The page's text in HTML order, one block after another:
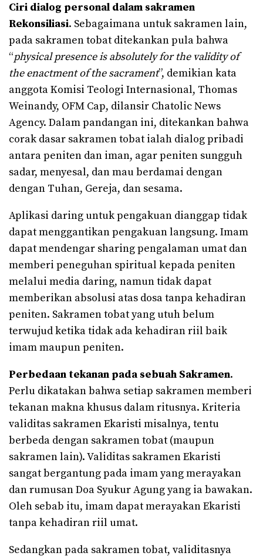
Ciri dialog personal dalam sakramen
Rekonsiliasi. Sebagaimana untuk sakramen lain,
pada sakramen tobat ditekankan pula bahwa
“physical presence is absolutely for the validity of
the enactment of the sacrament”, demikian kata
anggota Komisi Teologi Internasional, Thomas
Weinandy, OFM Cap, dilansir Chatolic News
Agency. Dalam pandangan ini, ditekankan bahwa
corak dasar sakramen tobat ialah dialog pribadi
antara peniten dan iman, agar peniten sungguh
sadar, menyesal, dan mau berdamai dengan
dengan Tuhan, Gereja, dan sesama.
Aplikasi daring untuk pengakuan dianggap tidak
dapat menggantikan pengakuan langsung. Imam
dapat mendengar sharing pengalaman umat dan
memberi peneguhan spiritual kepada peniten
melalui media daring, namun tidak dapat
memberikan absolusi atas dosa tanpa kehadiran
peniten. Sakramen tobat yang utuh belum
terwujud ketika tidak ada kehadiran riil baik
imam maupun peniten.
Perbedaan tekanan pada sebuah Sakramen.
Perlu dikatakan bahwa setiap sakramen memberi
tekanan makna khusus dalam ritusnya. Kriteria
validitas sakramen Ekaristi misalnya, tentu
berbeda dengan sakramen tobat (maupun
sakramen lain). Validitas sakramen Ekaristi
sangat bergantung pada imam yang merayakan
dan rumusan Doa Syukur Agung yang ia bawakan.
Oleh sebab itu, imam dapat merayakan Ekaristi
tanpa kehadiran riil umat.
Sedangkan pada sakramen tobat, validitasnya